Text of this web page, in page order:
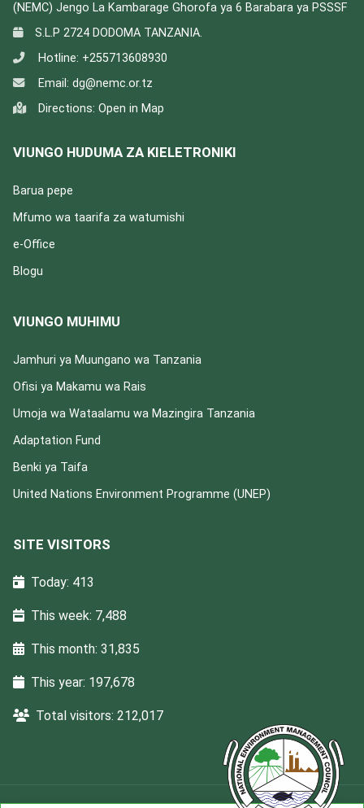
(NEMC) Jengo La Kambarage Ghorofa ya 6 Barabara ya PSSSF
S.L.P 2724 DODOMA TANZANIA.
Hotline: +255713608930
Email: dg@nemc.or.tz
Directions: Open in Map
VIUNGO HUDUMA ZA KIELETRONIKI
Barua pepe
Mfumo wa taarifa za watumishi
e-Office
Blogu
VIUNGO MUHIMU
Jamhuri ya Muungano wa Tanzania
Ofisi ya Makamu wa Rais
Umoja wa Wataalamu wa Mazingira Tanzania
Adaptation Fund
Benki ya Taifa
United Nations Environment Programme (UNEP)
SITE VISITORS
Today: 413
This week: 7,488
This month: 31,835
This year: 197,678
Total visitors: 212,017